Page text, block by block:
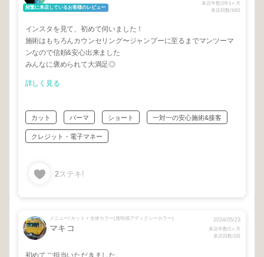
頻繁に来店しているお客様のレビュー
来店年数/2年1ヶ月
来店回数/16回
インスタを見て、初めて伺いました！
施術はもちろんカウンセリング〜ジャンプーに至るまでマンツーマ
ンなので信頼&安心出来ました
みんなに褒められて大満足◎
詳しく見る
カット パーマ ショート 一対一の安心施術&接客
クレジット・電子マネー
2ステキ!
メニュー/ カット + 全体カラー(透明感アディクシーカラー)
マキコ
2024/05/23
来店年数/1ヶ月
来店回数/1回
初めてご担当いただきました。